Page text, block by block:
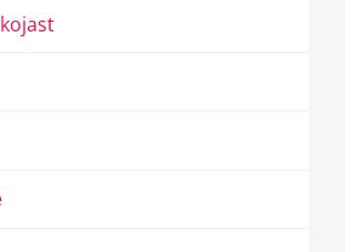
kojast